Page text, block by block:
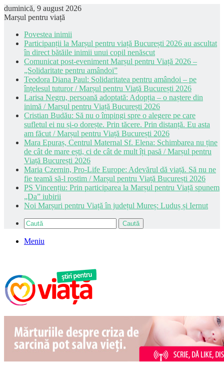
duminică, 9 august 2026
Marșul pentru viață
Povestea inimii
Participanții la Marșul pentru viață București 2026 au ascultat
în direct bătăile inimii unui copil nenăscut
Comunicat post-eveniment Marșul pentru Viață 2026 –
„Solidaritate pentru amândoi”
Teodora Diana Paul: Solidaritatea pentru amândoi – pe
înțelesul tuturor / Marșul pentru Viață București 2026
Larisa Negru, persoană adoptată: Adopția – o naștere din
inimă / Marșul pentru Viață București 2026
Cristian Budău: Să nu o împingi spre o alegere pe care
sufletul ei nu și-o dorește. Prin tăcere. Prin distanță. Eu asta
am făcut / Marșul pentru Viață București 2026
Mara Epuraș, Centrul Maternal Sf. Elena: Schimbarea nu ține
de cât de mare ești, ci de cât de mult îți pasă / Marșul pentru
Viață București 2026
Maria Czernin, Pro-Life Europe: Adevărul dă viață. Să nu ne
fie teamă să-l rostim / Marșul pentru Viață București 2026
PS Vincențiu: Prin participarea la Marșul pentru Viață spunem
„Da” iubirii
Noi Marșuri pentru Viață în județul Mureș: Luduș și Iernut
Caută
Meniu